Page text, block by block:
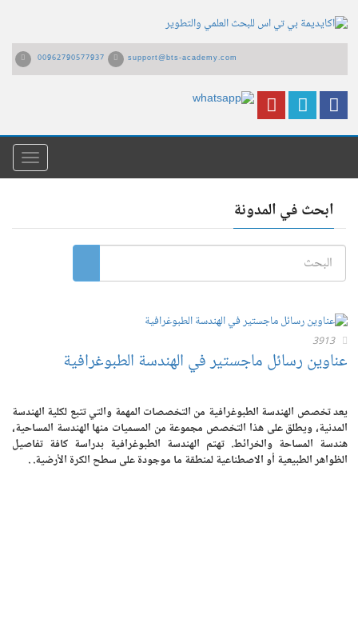
00962790577937 support@bts-academy.com
القائمة
ابحث في المدونة
3913
عناوين رسائل ماجستير في الهندسة الطبوغرافية
يعد تخصص الهندسة الطبوغرافية من التخصصات المهمة والتي تتبع لكلية الهندسة
المدنية، ويطلق على هذا التخصص مجموعة من المسميات منها الهندسة المساحية،
هندسة المساحة والخرائط. تهتم الهندسة الطبوغرافية بدراسة كافة تفاصيل
الظواهر الطبيعية أو الاصطناعية لمنطقة ما موجودة على سطح الكرة الأرضية. .